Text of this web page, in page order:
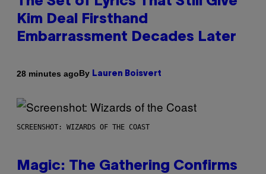
Kim Deal Firsthand
Embarrassment Decades Later
28 minutes agoBy Lauren Boisvert
SCREENSHOT: WIZARDS OF THE COAST
Magic: The Gathering Confirms